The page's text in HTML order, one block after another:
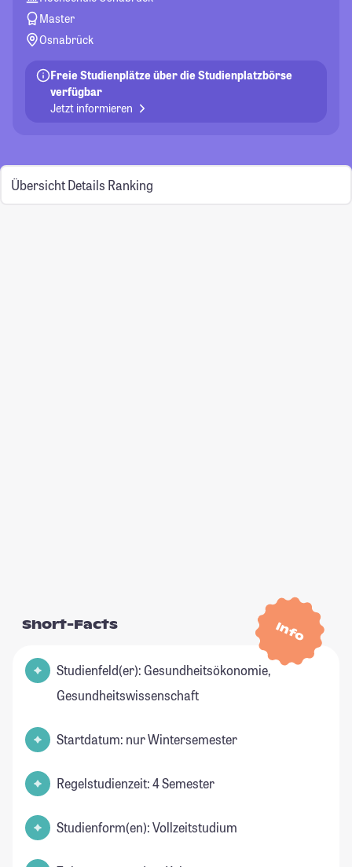
Master
Osnabrück
Freie Studienplätze über die Studienplatzbörse
verfügbar
Jetzt informieren
Übersicht Details Ranking
Info
Short-Facts
Studienfeld(er): Gesundheitsökonomie,
Gesundheitswissenschaft
Startdatum: nur Wintersemester
Regelstudienzeit: 4 Semester
Studienform(en): Vollzeitstudium